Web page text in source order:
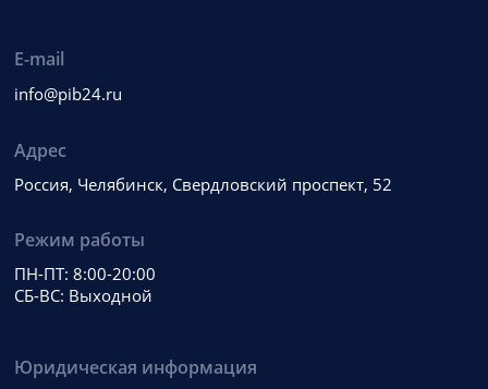
E-mail
info@pib24.ru
Адрес
Россия, Челябинск, Свердловский проспект, 52
Режим работы
ПН-ПТ: 8:00-20:00
СБ-ВС: Выходной
Юридическая информация